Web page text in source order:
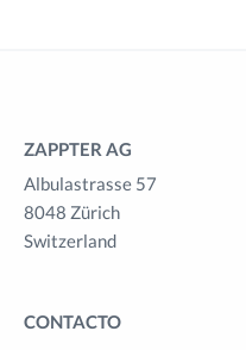
ZAPPTER AG
Albulastrasse 57
8048 Zürich
Switzerland
CONTACTO